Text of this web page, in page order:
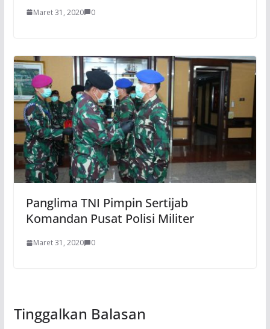
Maret 31, 2020 0
Panglima TNI Pimpin Sertijab
Komandan Pusat Polisi Militer
Maret 31, 2020 0
Tinggalkan Balasan